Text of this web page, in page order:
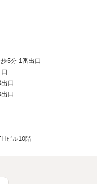
5分 1番出口
口
口
ビル10階